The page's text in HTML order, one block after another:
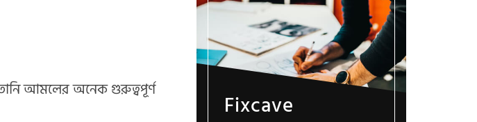
আমলের অনেক গুরুত্বপূর্ণ
Fixcave